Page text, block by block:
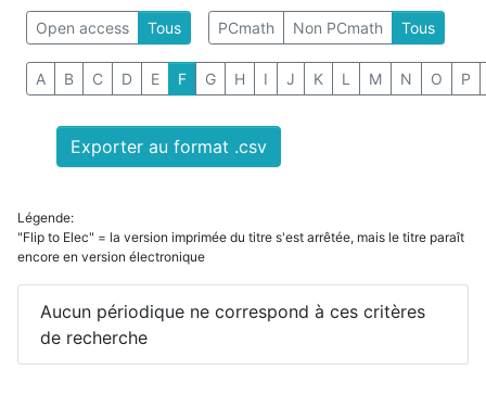
Open access Tous PCmath Non PCmath Tous
A B C D E F G H I J K L M N O P
Exporter au format .csv
Légende:
"Flip to Elec" = la version imprimée du titre s'est arrêtée, mais le titre paraît
encore en version électronique
Aucun périodique ne correspond à ces critères
de recherche